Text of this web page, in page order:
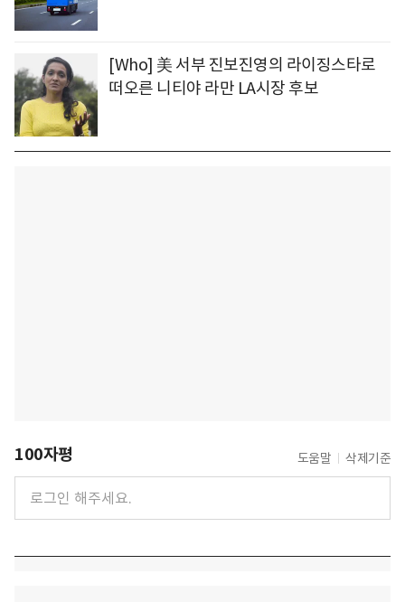
[Who] 美 서부 진보진영의 라이징스타로
떠오른 니티야 라만 LA시장 후보
100자평 도움말 삭제기준